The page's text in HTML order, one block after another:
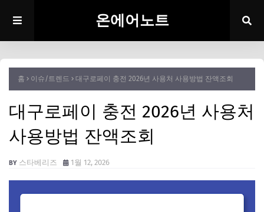
온에어노트
홈 이슈/트렌드 대구로페이 충전 2026년 사용처 사용방법 잔액조회
대구로페이 충전 2026년 사용처
사용방법 잔액조회
스타베리즈 1월 12, 2026